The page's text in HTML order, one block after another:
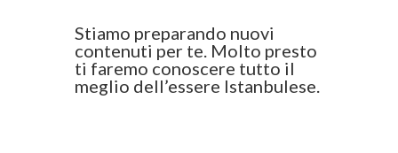
Stiamo preparando nuovi
contenuti per te. Molto presto
ti faremo conoscere tutto il
meglio dell’essere Istanbulese.